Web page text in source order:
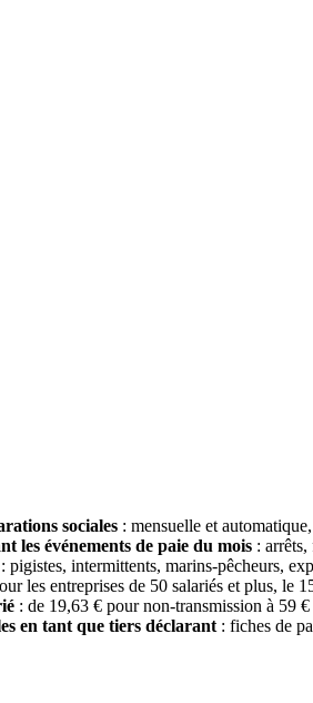
sociales : mensuelle et
les événements de paie du mois :
: pigistes, intermittents, marins-pêcheurs,
les entreprises de 50 salariés et plus, le
: de 19,63 € pour non-transmission à 59
en tant que tiers déclarant : fiches de